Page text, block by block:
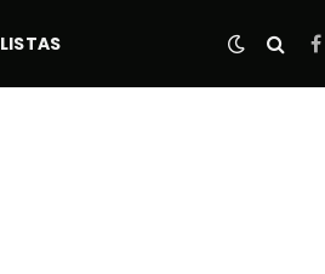
LISTAS